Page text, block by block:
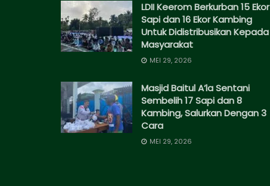
LDII Keerom Berkurban 15 Ekor
Sapi dan 16 Ekor Kambing
Untuk Didistribusikan Kepada
Masyarakat
MEI 29, 2026
Masjid Baitul A’la Sentani
Sembelih 17 Sapi dan 8
Kambing, Salurkan Dengan 3
Cara
MEI 29, 2026